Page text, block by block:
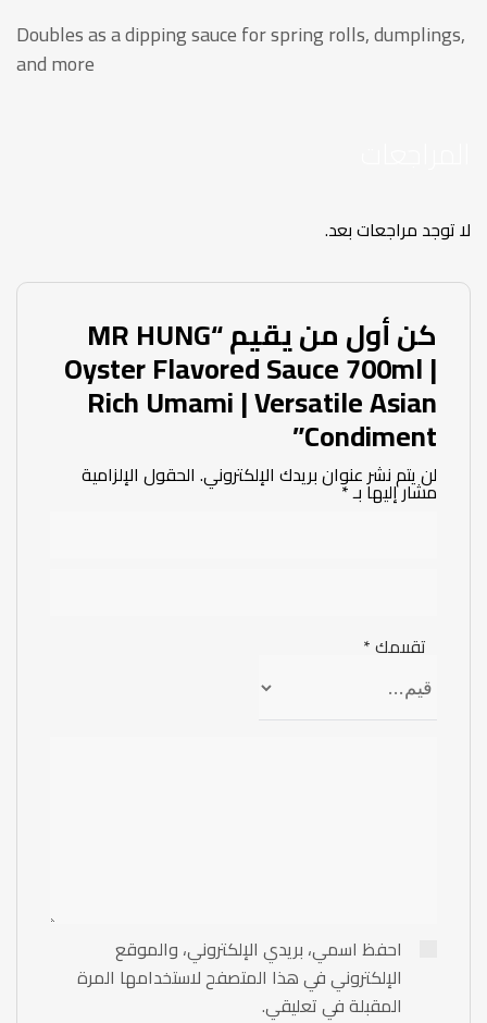
Doubles as a dipping sauce for spring rolls, dumplings,
and more
لا توجد مراجعات بعد.
كن أول من يقيم “MR HUNG
Oyster Flavored Sauce 700ml |
Rich Umami | Versatile Asian
Condiment”
لن يتم نشر عنوان بريدك الإلكتروني. الحقول الإلزامية
مشار إليها بـ*
احفظ اسمي، بريدي الإلكتروني، والموقع
الإلكتروني في هذا المتصفح لاستخدامها المرة
المقبلة في تعليقي.
تقييمك*